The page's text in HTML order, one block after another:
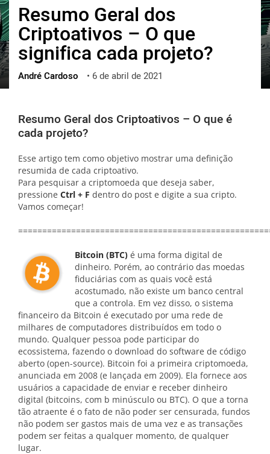
한국어
العربية
ไทย
ქართული
Resumo Geral dos
Criptoativos – O que
significa cada projeto?
André Cardoso • 6 de abril de 2021
Resumo Geral dos Criptoativos – O que é
cada projeto?
Esse artigo tem como objetivo mostrar uma definição
resumida de cada criptoativo.
Para pesquisar a criptomoeda que deseja saber,
pressione Ctrl + F dentro do post e digite a sua cripto.
Vamos começar!
Bitcoin (BTC) é uma forma digital de
dinheiro. Porém, ao contrário das moedas
fiduciárias com as quais você está
acostumado, não existe um banco central
que a controla. Em vez disso, o sistema
financeiro da Bitcoin é executado por uma rede de
milhares de computadores distribuídos em todo o
mundo. Qualquer pessoa pode participar do
ecossistema, fazendo o download do software de código
aberto (open-source). Bitcoin foi a primeira criptomoeda,
anunciada em 2008 (e lançada em 2009). Ela fornece aos
usuários a capacidade de enviar e receber dinheiro
digital (bitcoins, com b minúsculo ou BTC). O que a torna
tão atraente é o fato de não poder ser censurada, fundos
não podem ser gastos mais de uma vez e as transações
podem ser feitas a qualquer momento, de qualquer
lugar.